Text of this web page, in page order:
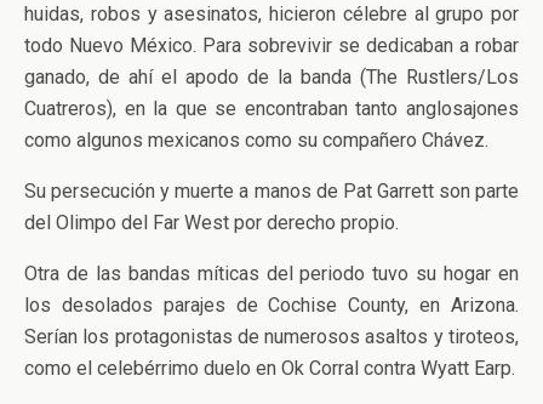
huidas, robos y asesinatos, hicieron célebre al grupo por
todo Nuevo México. Para sobrevivir se dedicaban a robar
ganado, de ahí el apodo de la banda (The Rustlers/Los
Cuatreros), en la que se encontraban tanto anglosajones
como algunos mexicanos como su compañero Chávez.
Su persecución y muerte a manos de Pat Garrett son parte
del Olimpo del Far West por derecho propio.
Otra de las bandas míticas del periodo tuvo su hogar en
los desolados parajes de Cochise County, en Arizona.
Serían los protagonistas de numerosos asaltos y tiroteos,
como el celebérrimo duelo en Ok Corral contra Wyatt Earp.